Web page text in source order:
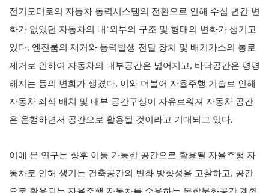
전기모터로의 자동차 동력시스템의 전환으로 인해 수십 년간 변
화가 없었던 자동차의 내 ˙외부의 구조 및 형태의 변화가 생기고
있다. 엔진룸의 제거와 동력발생 전달 장치 및 배기가스의 통로
제거로 인하여 자동차의 내부공간은 넓어지고, 바닥공간은 평평
해지는 등의 변화가 생겼다. 이와 더불어 자율주행 기술로 인해
자동차 좌석 배치 및 내부 공간구성이 자유로워져 자동차 공간
은 운행하면서 공간으로 활용될 것이라고 기대되고 있다.
이에 본 연구는 향후 이동 가능한 공간으로 활용될 자율주행 자
동차로 인해 생기는 건축공간의 변화 방향성을 고찰하고, 공간